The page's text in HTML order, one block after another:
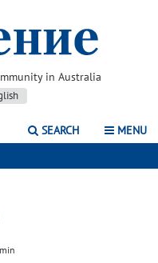
in Australia
SEARCH MENU